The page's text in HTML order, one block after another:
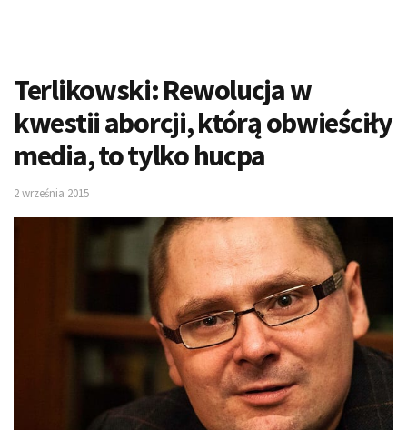
Terlikowski: Rewolucja w
kwestii aborcji, którą obwieściły
media, to tylko hucpa
2 września 2015